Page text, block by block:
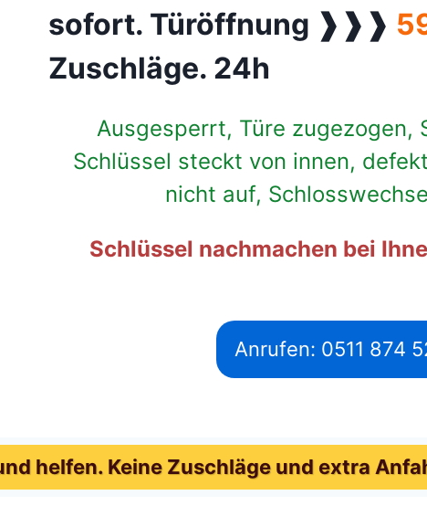
sofort. Türöffnung ❱❱❱
Zuschläge. 24h
Ausgesperrt, Türe zugezogen,
Schlüssel steckt von innen,
nicht auf,
Schlüssel nachmachen bei
Anrufen: 0511 874
helfen. Keine Zuschläge und extra